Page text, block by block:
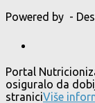
Powered by -
Portal
osiguralo da
straniciViše